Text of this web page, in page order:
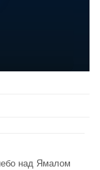
над Ямалом